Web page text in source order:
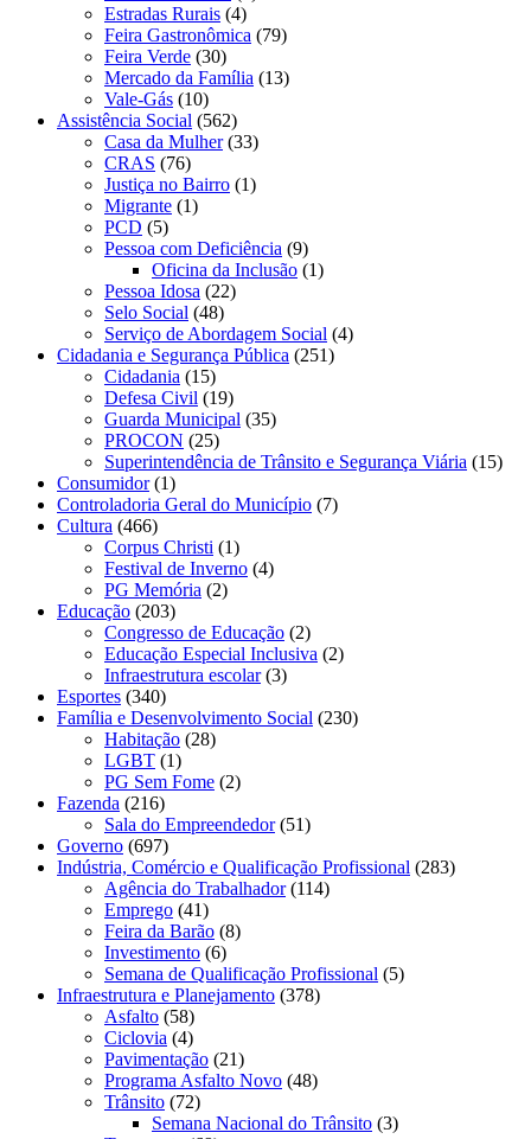
Estradas Rurais (4)
Feira Gastronômica (79)
Feira Verde (30)
Mercado da Família (13)
Vale-Gás (10)
Assistência Social (562)
Casa da Mulher(33)
CRAS (76)
Justiça no Bairro (1)
Migrante (1)
PCD (5)
Pessoa com Deficiência (9)
Oficina da Inclusão (1)
Pessoa Idosa (22)
Selo Social (48)
Serviço de Abordagem Social (4)
Cidadania e Segurança Pública (251)
Cidadania (15)
Defesa Civil (19)
Guarda Municipal (35)
PROCON (25)
Superintendência de Trânsito e Segurança Viária (15)
Consumidor(1)
Controladoria Geral do Município (7)
Cultura (466)
Corpus Christi (1)
Festival de Inverno (4)
PG Memória (2)
Educação (203)
Congresso de Educação (2)
Educação Especial Inclusiva (2)
Infraestrutura escolar(3)
Esportes (340)
Família e Desenvolvimento Social (230)
Habitação (28)
LGBT (1)
PG Sem Fome (2)
Fazenda (216)
Sala do Empreendedor(51)
Governo (697)
Indústria, Comércio e Qualificação Profissional (283)
Agência do Trabalhador(114)
Emprego (41)
Feira da Barão (8)
Investimento (6)
Semana de Qualificação Profissional (5)
Infraestrutura e Planejamento (378)
Asfalto (58)
Ciclovia (4)
Pavimentação (21)
Programa Asfalto Novo (48)
Trânsito (72)
Semana Nacional do Trânsito (3)